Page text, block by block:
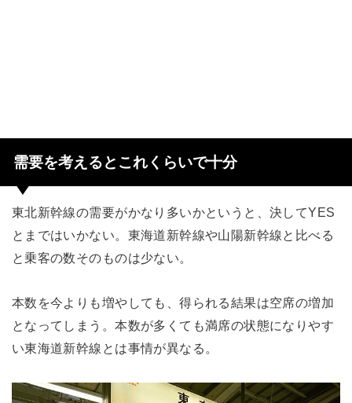
需要を考えるとこれくらいで十分
東北新幹線の需要がかなり多いかというと、決してYES
とまではいかない。東海道新幹線や山陽新幹線と比べる
と乗客の数そのものは少ない。
本数を今よりも増やしても、得られる結果は空席の増加
となってしまう。本数が多くても満席の状態になりやす
い東海道新幹線とは事情が異なる。